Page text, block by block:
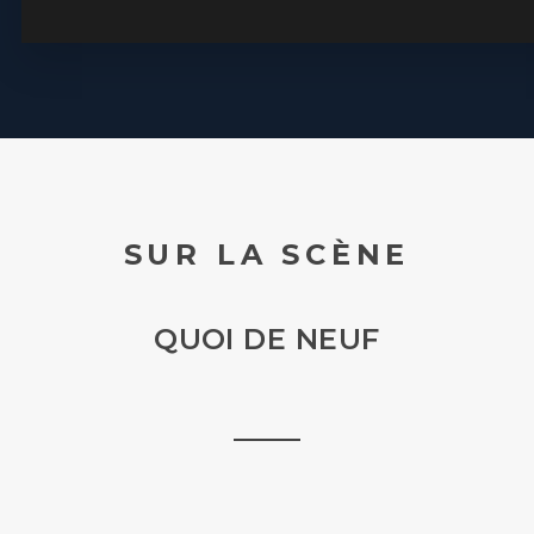
SUR LA SCÈNE
QUOI DE NEUF